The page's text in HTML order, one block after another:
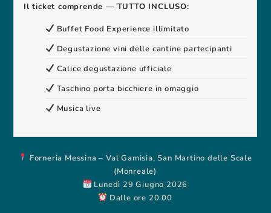
Il ticket comprende — TUTTO INCLUSO:
Buffet Food Experience illimitato
Degustazione vini delle cantine partecipanti
Calice degustazione ufficiale
Taschino porta bicchiere in omaggio
Musica live
Forneria Messina – Val Gamisia, San Martino delle Scale
(Monreale)
Lunedì 29 Giugno 2026
Dalle ore 20:00